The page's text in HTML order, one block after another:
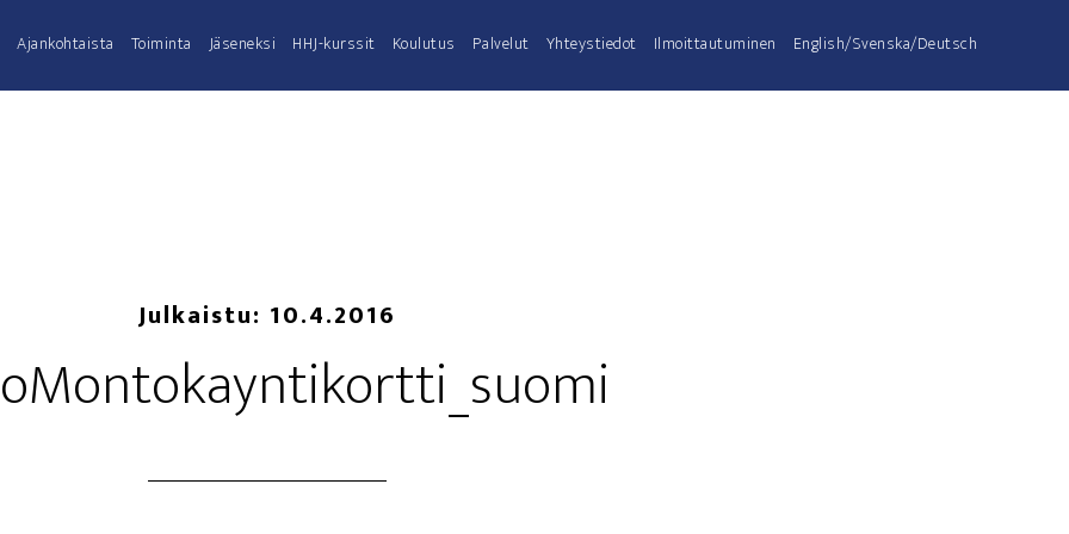
Ajan­koh­tais­ta Toi­min­ta Jäse­nek­si HHJ-kurs­­sit Kou­lu­tus Pal­ve­lut Yhteys­tie­dot Ilmoit­tau­tu­mi­nen English/Svenska/Deutsch
Julkaistu: 10.4.2016